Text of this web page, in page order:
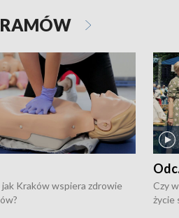
jak Kraków wspiera zdrowie
Czy
życie